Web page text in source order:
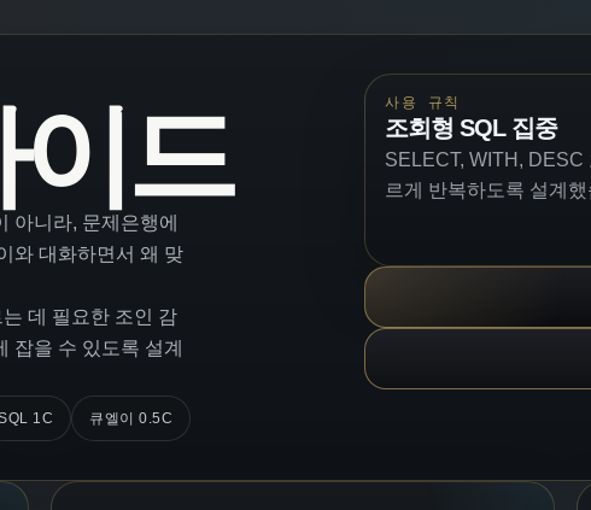
이드
아니라, 문제은행에
와 대화하면서 왜 맞
데 필요한 조인 감
잡을 수 있도록 설계
1C 큐엘이 0.5C
사용 규칙
조회형 SQL 집중
SELECT, WITH, DESC
르게 반복하도록 설계